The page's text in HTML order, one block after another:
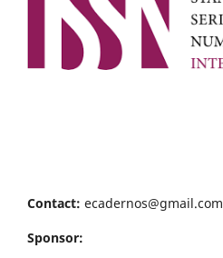
Contact: ecadernos@gmail.com
Sponsor: